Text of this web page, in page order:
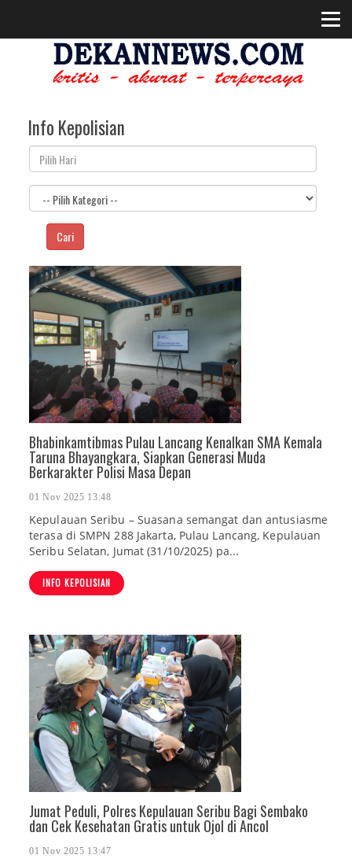
Info Kepolisian
Cari
Bhabinkamtibmas Pulau Lancang Kenalkan SMA Kemala
Taruna Bhayangkara, Siapkan Generasi Muda
Berkarakter Polisi Masa Depan
01 Nov 2025 13:48
Kepulauan Seribu – Suasana semangat dan antusiasme
terasa di SMPN 288 Jakarta, Pulau Lancang, Kepulauan
Seribu Selatan, Jumat (31/10/2025) pa...
INFO KEPOLISIAN
Jumat Peduli, Polres Kepulauan Seribu Bagi Sembako
dan Cek Kesehatan Gratis untuk Ojol di Ancol
01 Nov 2025 13:47